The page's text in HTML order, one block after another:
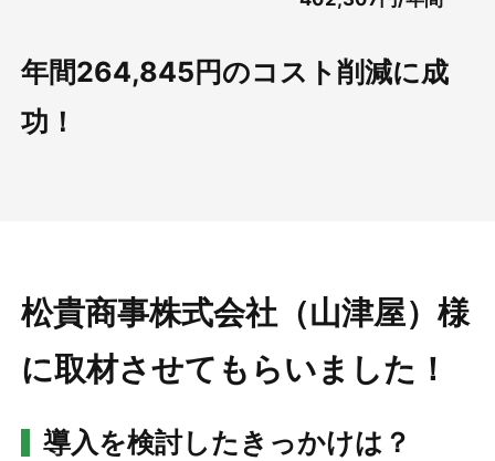
年間264,845円のコスト削減に成
功！
松貴商事株式会社（山津屋）様
に取材させてもらいました！
導入を検討したきっかけは？